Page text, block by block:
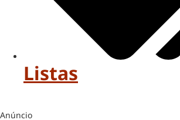
Listas
Anúncio